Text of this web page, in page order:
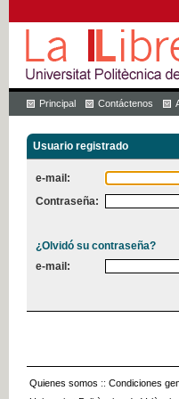
Principal Contáctenos
Usuario registrado
e-mail:
Contraseña:
¿Olvidó su contraseña?
e-mail:
Quienes somos :: Condiciones